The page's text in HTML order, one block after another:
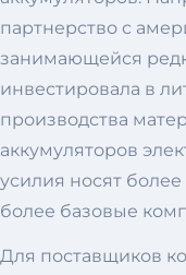
партнерство с
занимающейся
инвестировала в
производства
аккумуляторов
усилия носят
более базовые
Для поставщиков